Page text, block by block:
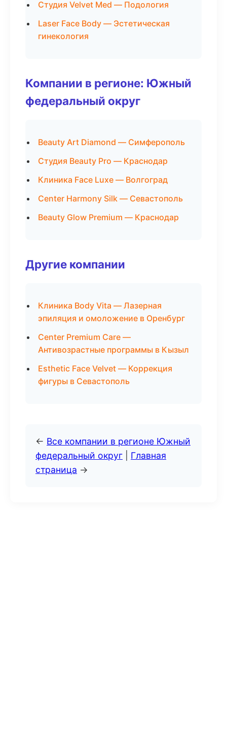
Студия Velvet Med — Подология
Laser Face Body — Эстетическая
гинекология
Компании в регионе: Южный
федеральный округ
Beauty Art Diamond — Симферополь
Студия Beauty Pro — Краснодар
Клиника Face Luxe — Волгоград
Center Harmony Silk — Севастополь
Beauty Glow Premium — Краснодар
Другие компании
Клиника Body Vita — Лазерная
эпиляция и омоложение в Оренбург
Center Premium Care —
Антивозрастные программы в Кызыл
Esthetic Face Velvet — Коррекция
фигуры в Севастополь
← Все компании в регионе Южный
федеральный округ
Главная
страница →